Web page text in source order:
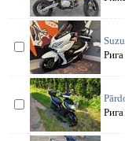
Рига
Рига